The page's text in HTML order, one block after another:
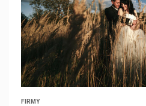
FIRMY